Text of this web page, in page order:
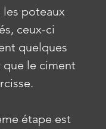
les poteaux
ceux-ci
quelques
que le ciment
étape est